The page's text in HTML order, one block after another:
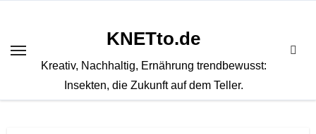
springen
KNETto.de
Kreativ, Nachhaltig, Ernährung trendbewusst:
Insekten, die Zukunft auf dem Teller.